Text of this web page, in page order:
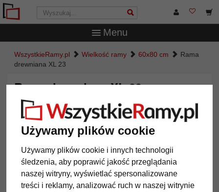
Używamy plików cookie
Używamy plików cookie i innych technologii
śledzenia, aby poprawić jakość przeglądania
naszej witryny, wyświetlać spersonalizowane
treści i reklamy, analizować ruch w naszej witrynie
Menu
WszystkieRamy.pl Wielkość ramy 60x80 cm
Rama
drewniana XL 23
Rama drewniana XL 23